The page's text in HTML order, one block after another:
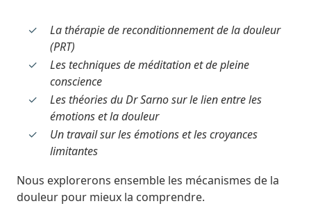
La thérapie de reconditionnement de la douleur
(PRT)
Les techniques de méditation et de pleine
conscience
Les théories du Dr Sarno sur le lien entre les
émotions et la douleur
Un travail sur les émotions et les croyances
limitantes
Nous explorerons ensemble les mécanismes de la
douleur pour mieux la comprendre.